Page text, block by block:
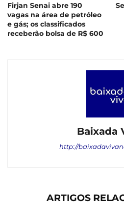
Firjan Senai abre 190
vagas na área de petróleo
e gás; os classificados
receberão bolsa de R$ 600
Baixada
http://
ARTIGOS